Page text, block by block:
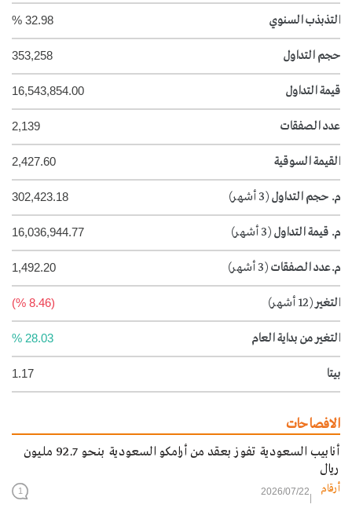
التذبذب السنوي 32.98 %
حجم التداول 353,258
قيمة التداول 16,543,854.00
عدد الصفقات 2,139
القيمة السوقية 2,427.60
م. حجم التداول (3 أشهر) 302,423.18
م. قيمة التداول (3 أشهر) 16,036,944.77
م.عدد الصفقات (3 أشهر) 1,492.20
التغير(12 أشهر) (8.46 %)
التغير من بداية العام 28.03 %
بيتا 1.17
الافصاحات
أنابيب السعودية تفوز بعقد من أرامكو السعودية بنحو 92.7 مليون
ريال
أرقام 2026/07/22
1